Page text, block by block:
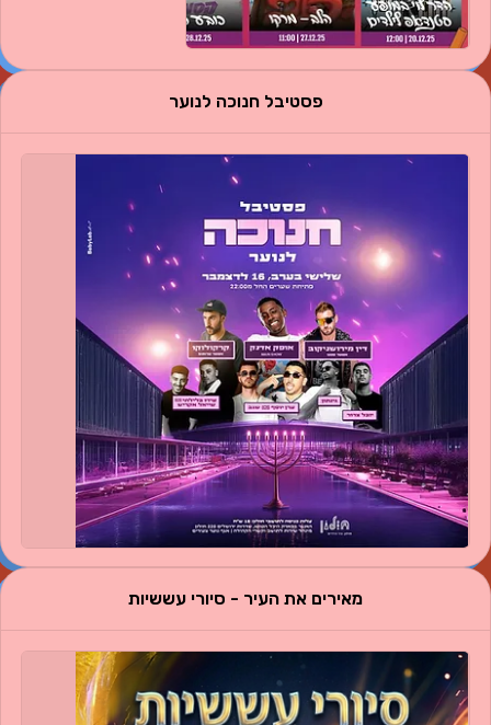
פסטיבל חנוכה לנוער
מאירים את העיר - סיורי עששיות